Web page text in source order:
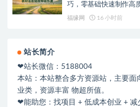
巧，零基础快速制作高
福缘网 16 小时前
站长简介
❤站长微信：5188004
本站：本站整合多方资源站，主要面
业类，资源丰富 物超所值。
❤能助您：找项目 + 低成本创业 + 减